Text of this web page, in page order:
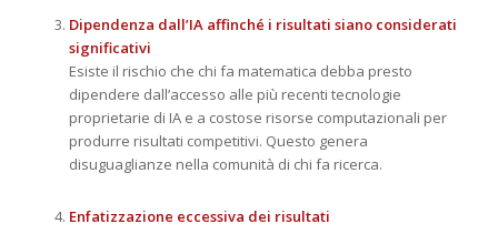
Dipendenza dall’IA affinché i risultati siano considerati
significativi
Esiste il rischio che chi fa matematica debba presto
dipendere dall’accesso alle più recenti tecnologie
proprietarie di IA e a costose risorse computazionali per
produrre risultati competitivi. Questo genera
disuguaglianze nella comunità di chi fa ricerca.
Enfatizzazione eccessiva dei risultati